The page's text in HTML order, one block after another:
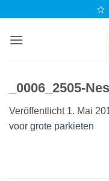
springen
_0006_2505-
Veröffentlicht 1. Mai
voor grote parkieten